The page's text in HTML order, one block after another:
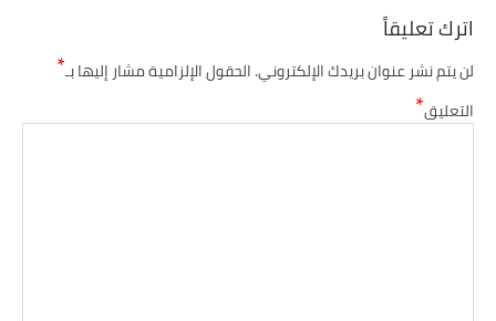
اترك تعليقاً
لن يتم نشر عنوان بريدك الإلكتروني.الحقول الإلزامية مشار إليها بـ*
التعليق*